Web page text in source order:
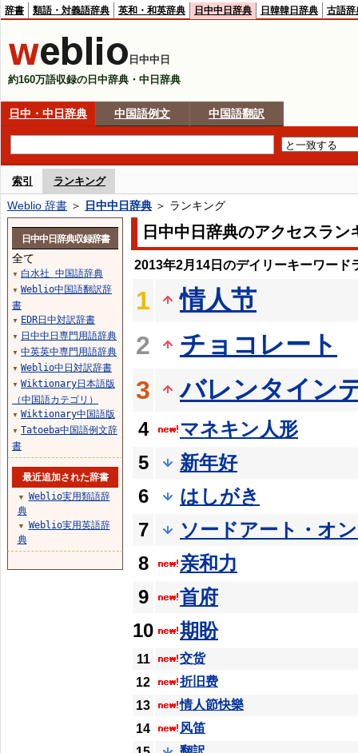
辞書 類語・対義語辞典 英和・和英辞典 日中中日辞典 日韓韓日辞典 古語辞
日中中日
約160万語収録の日中辞典・中日辞典
日中・中日辞典 中国語例文 中国語翻訳
索引 ランキング
Weblio 辞書 ＞ 日中中日辞典 ＞ ランキング
日中中日辞典のアクセスラン
2013年2月14日のデイリーキーワード
1
情人节
2
チョコレート
3
バレンタイン
4
マネキン人形
5
新年好
6
はしがき
7
ソードアート・オ
8
亲和力
9
首府
10
期盼
11
交货
12
折旧费
13
情人節快樂
14
风笛
日中中日辞典収録辞書
全て
▼ 白水社 中国語辞典
▼ Weblio中国語翻訳辞
書
▼ EDR日中対訳辞書
▼ 日中中日専門用語辞典
▼ 中英英中専門用語辞典
▼ Weblio中日対訳辞書
▼ Wiktionary日本語版
（中国語カテゴリ）
▼ Wiktionary中国語版
▼ Tatoeba中国語例文辞
書
最近追加された辞書
▼
Weblio実用類語辞
典
▼
Weblio実用英語辞
典